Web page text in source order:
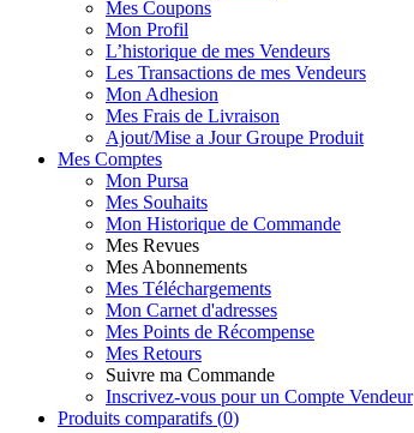
Mes Coupons
Mon Profil
L’historique de mes Vendeurs
Les Transactions de mes Vendeurs
Mon Adhesion
Mes Frais de Livraison
Ajout/Mise a Jour Groupe Produit
Mes Comptes
Mon Pursa
Mes Souhaits
Mon Historique de Commande
Mes Revues
Mes Abonnements
Mes Téléchargements
Mon Carnet d'adresses
Mes Points de Récompense
Mes Retours
Suivre ma Commande
Inscrivez-vous pour un Compte Vendeur
Produits comparatifs (0)